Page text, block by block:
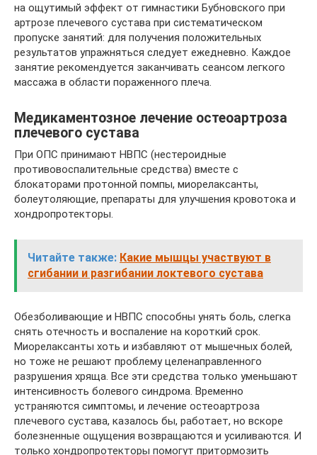
на ощутимый эффект от гимнастики Бубновского при
артрозе плечевого сустава при систематическом
пропуске занятий: для получения положительных
результатов упражняться следует ежедневно. Каждое
занятие рекомендуется заканчивать сеансом легкого
массажа в области пораженного плеча.
Медикаментозное лечение остеоартроза
плечевого сустава
При ОПС принимают НВПС (нестероидные
противовоспалительные средства) вместе с
блокаторами протонной помпы, миорелаксанты,
болеутоляющие, препараты для улучшения кровотока и
хондропротекторы.
Читайте также: Какие мышцы участвуют в
сгибании и разгибании локтевого сустава
Обезболивающие и НВПС способны унять боль, слегка
снять отечность и воспаление на короткий срок.
Миорелаксанты хоть и избавляют от мышечных болей,
но тоже не решают проблему целенаправленного
разрушения хряща. Все эти средства только уменьшают
интенсивность болевого синдрома. Временно
устраняются симптомы, и лечение остеоартроза
плечевого сустава, казалось бы, работает, но вскоре
болезненные ощущения возвращаются и усиливаются. И
только хондропротекторы помогут притормозить